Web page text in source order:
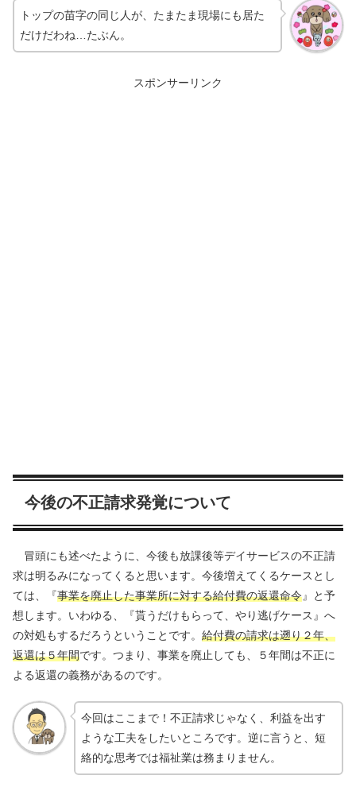
トップの苗字の同じ人が、たまたま現場にも居た
だけだわね…たぶん。
スポンサーリンク
今後の不正請求発覚について
冒頭にも述べたように、今後も放課後等デイサービスの不正請
求は明るみになってくると思います。今後増えてくるケースとし
ては、『事業を廃止した事業所に対する給付費の返還命令』と予
想します。いわゆる、『貰うだけもらって、やり逃げケース』へ
の対処もするだろうということです。 給付費の請求は遡り２年、
返還は５年間です。つまり、事業を廃止しても、５年間は不正に
よる返還の義務があるのです。
今回はここまで！不正請求じゃなく、利益を出す
ような工夫をしたいところです。逆に言うと、短
絡的な思考では福祉業は務まりません。